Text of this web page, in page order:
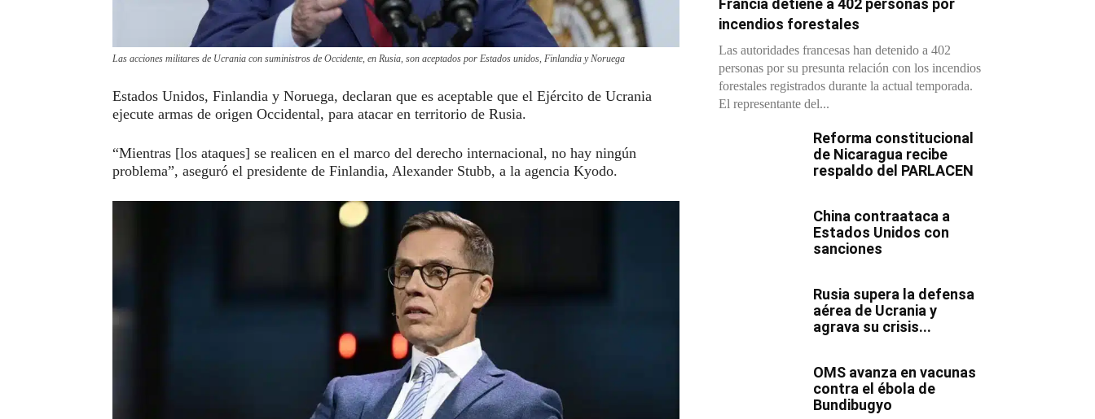
Las acciones militares de Ucrania con suministros de Occidente, en Rusia, son aceptados por Estados unidos, Finlandia y Noruega
Estados Unidos, Finlandia y Noruega, declaran que es aceptable que el Ejército de Ucrania
ejecute armas de origen Occidental, para atacar en territorio de Rusia.
“Mientras [los ataques] se realicen en el marco del derecho internacional, no hay ningún
problema”, aseguró el presidente de Finlandia, Alexander Stubb, a la agencia Kyodo.
Francia detiene a 402 personas por
incendios forestales
Las autoridades francesas han detenido a 402
personas por su presunta relación con los incendios
forestales registrados durante la actual temporada.
El representante del...
Reforma constitucional
de Nicaragua recibe
respaldo del PARLACEN
China contraataca a
Estados Unidos con
sanciones
Rusia supera la defensa
aérea de Ucrania y
agrava su crisis...
OMS avanza en vacunas
contra el ébola de
Bundibugyo